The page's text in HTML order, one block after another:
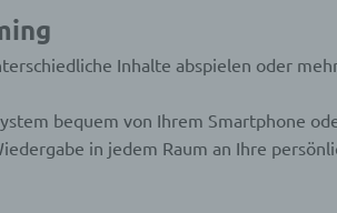
Inhalte abspielen oder
bequem von Ihrem Smartphone
in jedem Raum an Ihre